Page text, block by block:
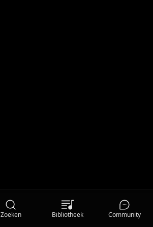
Zoeken Bibliotheek Community